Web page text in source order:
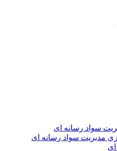
سواد رسانه ای
مدیریت سواد رسانه ای